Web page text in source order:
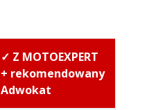
✓ Z MOTOEXPERT
+ rekomendowany
Adwokat